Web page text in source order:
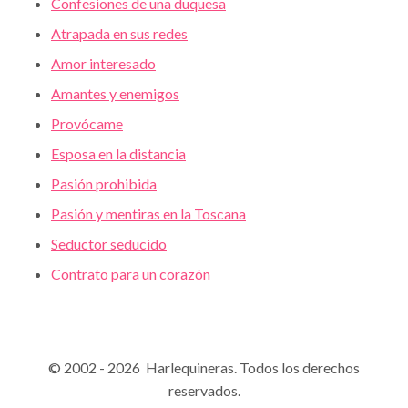
Atrapada en sus redes
Amor interesado
Amantes y enemigos
Provócame
Esposa en la distancia
Pasión prohibida
Pasión y mentiras en la Toscana
Seductor seducido
Contrato para un corazón
© 2002 - 2026 Harlequineras. Todos los derechos
reservados.